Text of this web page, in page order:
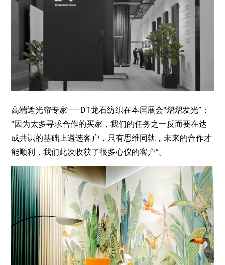
高端遮光帘专家——DT龙石纺织在本届展会“熠熠发光”：
“因为太多寻求合作的买家，我们的任务之一反而要在达
成共识的基础上遴选客户，只有思维同轨，未来的合作才
能顺利，我们此次收获了很多心仪的客户”。